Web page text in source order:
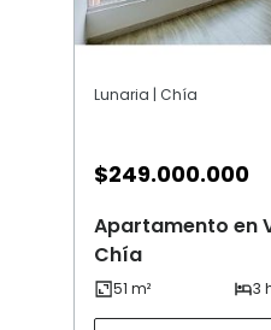
Lunaria | Chía
$249.000.000
Apartamento en
Chía